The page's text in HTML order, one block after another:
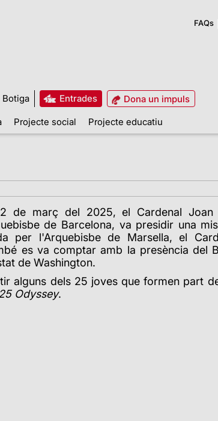
FAQs
Botiga Entrades
Dona un impuls
Projecte social Projecte educatiu
2 de març del 2025, el Cardenal
de Barcelona, va presidir una
per l'Arquebisbe de Marsella, el
es va comptar amb la presència del
de Washington.
alguns dels 25 joves que formen part
Odyssey.